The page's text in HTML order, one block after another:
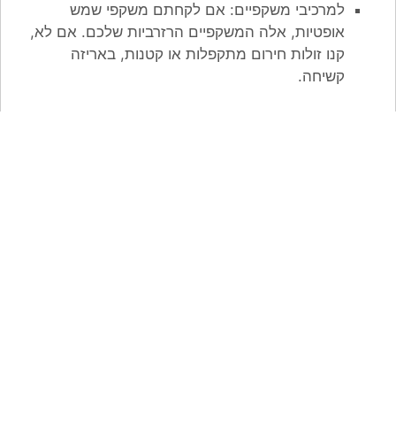
למרכיבי משקפיים: אם לקחתם משקפי שמש
אופטיות, אלה המשקפיים הרזרביות שלכם. אם לא,
קנו זולות חירום מתקפלות או קטנות, באריזה
קשיחה.